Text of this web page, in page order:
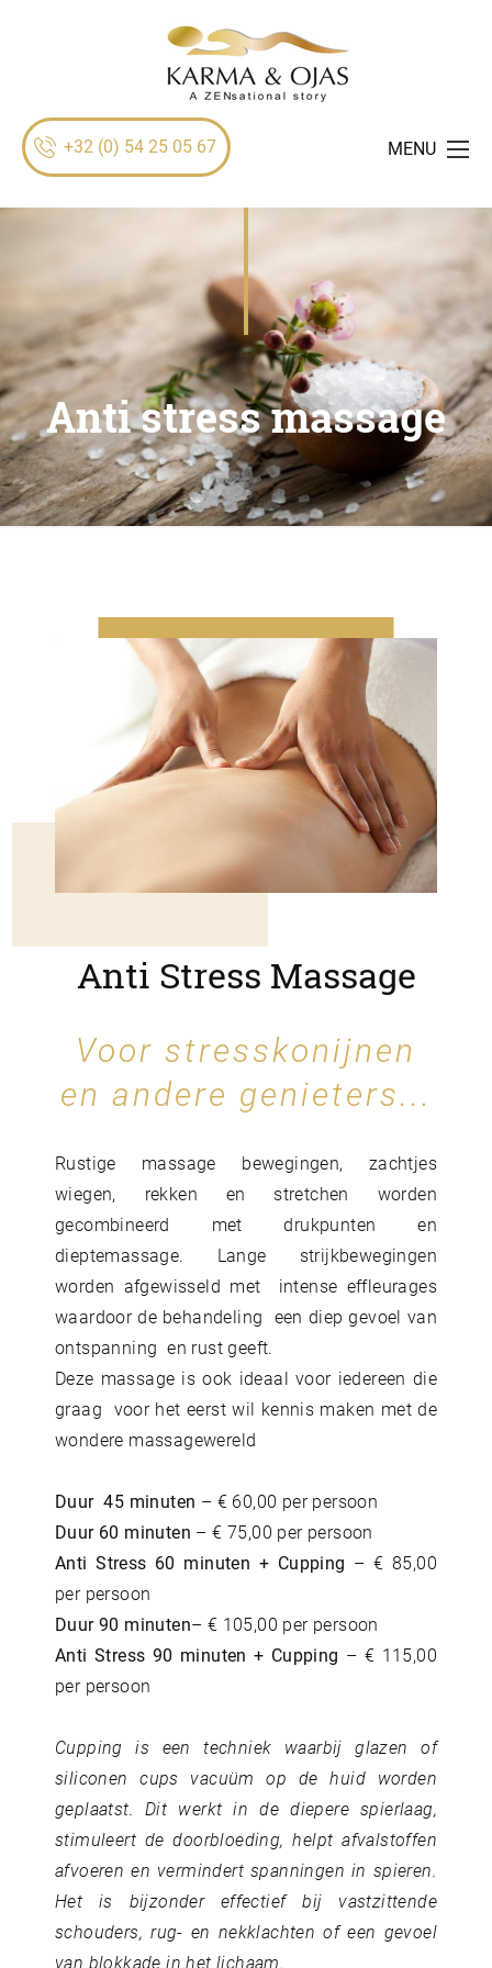
+32 (0) 54 25 05 67 MENU
Anti stress massage
Anti Stress Massage
Voor stresskonijnen
en andere genieters...
Rustige massage bewegingen, zachtjes
wiegen, rekken en stretchen worden
gecombineerd met drukpunten en
dieptemassage. Lange strijkbewegingen
worden afgewisseld met intense effleurages
waardoor de behandeling een diep gevoel van
ontspanning en rust geeft.
Deze massage is ook ideaal voor iedereen die
graag voor het eerst wil kennis maken met de
wondere massagewereld
Duur 45 minuten – € 60,00 per persoon
Duur 60 minuten – € 75,00 per persoon
Anti Stress 60 minuten + Cupping – € 85,00
per persoon
Duur 90 minuten– € 105,00 per persoon
Anti Stress 90 minuten + Cupping – € 115,00
per persoon
Cupping is een techniek waarbij glazen of
siliconen cups vacuüm op de huid worden
geplaatst. Dit werkt in de diepere spierlaag,
stimuleert de doorbloeding, helpt afvalstoffen
afvoeren en vermindert spanningen in spieren.
Het is bijzonder effectief bij vastzittende
schouders, rug- en nekklachten of een gevoel
van blokkade in het lichaam.